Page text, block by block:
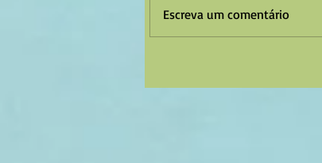
Escreva um comentário